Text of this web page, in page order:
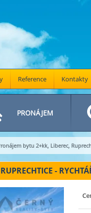
Reference Kontakty
PRONÁJEM
bytu 2+kk, Liberec,
-